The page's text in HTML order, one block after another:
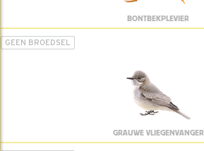
BONTBEKPLEVIER
GEEN BROEDSEL
GRAUWE VLIEGENVANGER